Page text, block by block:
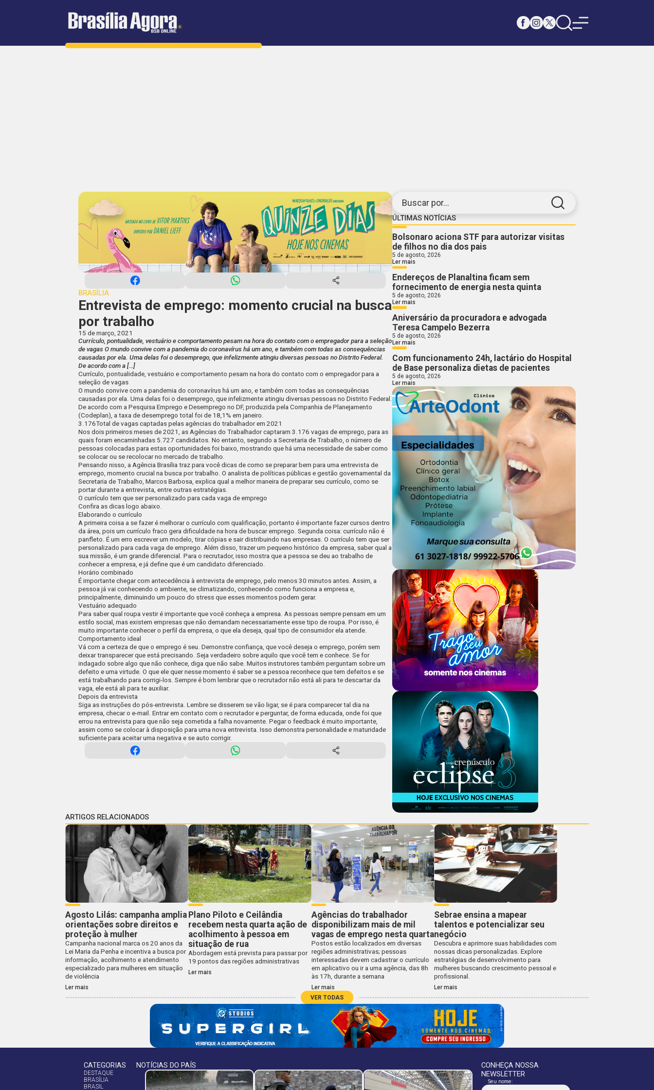
Buscar por...
ÚLTIMAS NOTÍCIAS
Bolsonaro aciona STF para autorizar visitas
de filhos no dia dos pais
5 de agosto, 2026
Ler mais
Endereços de Planaltina ficam sem
fornecimento de energia nesta quinta
5 de agosto, 2026
Ler mais
Aniversário da procuradora e advogada
Teresa Campelo Bezerra
5 de agosto, 2026
Ler mais
Com funcionamento 24h, lactário do Hospital
de Base personaliza dietas de pacientes
5 de agosto, 2026
Ler mais
BRASÍLIA
Entrevista de emprego: momento crucial na busca
por trabalho
15 de março, 2021
Currículo, pontualidade, vestuário e comportamento pesam na hora do contato com o empregador para a seleção
de vagas O mundo convive com a pandemia do coronavírus há um ano, e também com todas as consequências
causadas por ela. Uma delas foi o desemprego, que infelizmente atingiu diversas pessoas no Distrito Federal.
De acordo com a […]
Currículo, pontualidade, vestuário e comportamento pesam na hora do contato com o empregador para a
seleção de vagas
O mundo convive com a pandemia do coronavírus há um ano, e também com todas as consequências
causadas por ela. Uma delas foi o desemprego, que infelizmente atingiu diversas pessoas no Distrito Federal.
De acordo com a Pesquisa Emprego e Desemprego no DF, produzida pela Companhia de Planejamento
(Codeplan), a taxa de desemprego total foi de 18,1% em janeiro.
3.176Total de vagas captadas pelas agências do trabalhador em 2021
Nos dois primeiros meses de 2021, as Agências do Trabalhador captaram 3.176 vagas de emprego, para as
quais foram encaminhadas 5.727 candidatos. No entanto, segundo a Secretaria de Trabalho, o número de
pessoas colocadas para estas oportunidades foi baixo, mostrando que há uma necessidade de saber como
se colocar ou se recolocar no mercado de trabalho.
Pensando nisso, aAgência Brasília traz para você dicas de como se preparar bem para uma entrevista de
emprego, momento crucial na busca por trabalho. O analista de políticas públicas e gestão governamental da
Secretaria de Trabalho, Marcos Barbosa, explica qual a melhor maneira de preparar seu currículo, como se
portar durante a entrevista, entre outras estratégias.
O currículo tem que ser personalizado para cada vaga de emprego
Confira as dicas logo abaixo.
E laborando o currículo
A primeira coisa a se fazer é melhorar o currículo com qualificação, portanto é importante fazer cursos dentro
da área, pois um currículo fraco gera dificuldade na hora de buscar emprego. Segunda coisa: currículo não é
panfleto. É um erro escrever um modelo, tirar cópias e sair distribuindo nas empresas. O currículo tem que ser
personalizado para cada vaga de emprego. Além disso, trazer um pequeno histórico da empresa, saber qual a
sua missão, é um grande diferencial. Para o recrutador, isso mostra que a pessoa se deu ao trabalho de
conhecer a empresa, e já define que é um candidato diferenciado.
Horário combinado
É importante chegar com antecedência à entrevista de emprego, pelo menos 30 minutos antes. Assim, a
pessoa já vai conhecendo o ambiente, se climatizando, conhecendo como funciona a empresa e,
principalmente, diminuindo um pouco do stress que esses momentos podem gerar.
Vestuário adequado
Para saber qual roupa vestir é importante que você conheça a empresa. As pessoas sempre pensam em um
estilo social, mas existem empresas que não demandam necessariamente esse tipo de roupa. Por isso, é
muito importante conhecer o perfil da empresa, o que ela deseja, qual tipo de consumidor ela atende.
Comportamento ideal
Vá com a certeza de que o emprego é seu. Demonstre confiança, que você deseja o emprego, porém sem
deixar transparecer que está precisando. Seja verdadeiro sobre aquilo que você tem e conhece. Se for
indagado sobre algo que não conhece, diga que não sabe. Muitos instrutores também perguntam sobre um
defeito e uma virtude. O que ele quer nesse momento é saber se a pessoa reconhece que tem defeitos e se
está trabalhando para corrigi-los. Sempre é bom lembrar que o recrutador não está ali para te descartar da
vaga, ele está ali para te auxiliar.
Depois da entrevista
Siga as instruções do pós-entrevista. Lembre se disserem se vão ligar, se é para comparecer tal dia na
empresa, checar o e-mail. Entrar em contato com o recrutador e perguntar, de forma educada, onde foi que
errou na entrevista para que não seja cometida a falha novamente. Pegar o feedback é muito importante,
assim como se colocar à disposição para uma nova entrevista. Isso demonstra personalidade e maturidade
suficiente para aceitar uma negativa e se auto corrigir.
ARTIGOS RELACIONADOS
Agosto Lilás: campanha amplia
orientações sobre direitos e
proteção à mulher
Campanha nacional marca os 20 anos da
Lei Maria da Penha e incentiva a busca por
informação, acolhimento e atendimento
especializado para mulheres em situação
de violência
Ler mais
Plano Piloto e Ceilândia
recebem nesta quarta ação de
acolhimento à pessoa em
situação de rua
Abordagem está prevista para passar por
19 pontos das regiões administrativas
Ler mais
Agências do trabalhador
disponibilizam mais de mil
vagas de emprego nesta quarta
Postos estão localizados em diversas
regiões administrativas; pessoas
interessadas devem cadastrar o currículo
em aplicativo ou ir a uma agência, das 8h
às 17h, durante a semana
Ler mais
Sebrae ensina a mapear
talentos e potencializar seu
negócio
Descubra e aprimore suas habilidades com
nossas dicas personalizadas. Explore
estratégias de desenvolvimento para
mulheres buscando crescimento pessoal e
profissional.
Ler mais
VER TODAS
CATEGORIAS
DESTAQUE
BRASÍLIA
BRASIL
NOTÍCIAS DO PAÍS
CONHEÇA NOSSA
NEWSLETTER
Seu nome: